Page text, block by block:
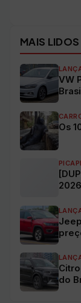
MAIS
VW
Os
2026
do